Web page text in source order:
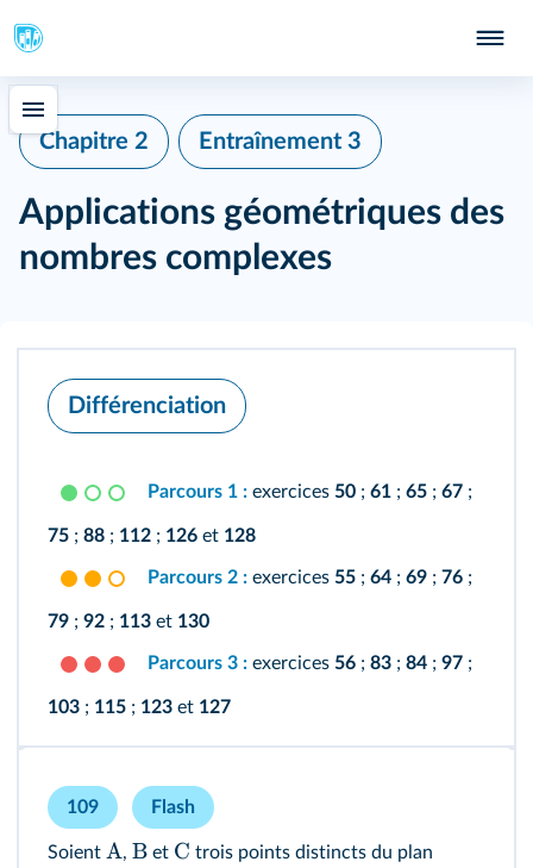
Chapitre 2 Entraînement 3
Applications géométriques des
nombres complexes
Différenciation
Parcours 1 : exercices 50 ; 61 ; 65 ; 67 ;
75 ; 88 ; 112 ; 126 et 128
Parcours 2 : exercices 55 ; 64 ; 69 ; 76 ;
79 ; 92 ; 113 et 130
Parcours 3 : exercices 56 ; 83 ; 84 ; 97 ;
103 ; 115 ; 123 et 127
109 Flash
Soient A, B et C trois points distincts du plan